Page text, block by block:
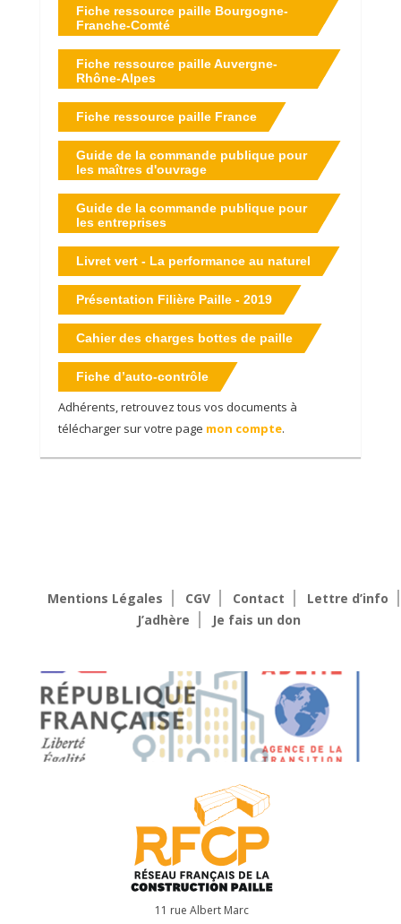
Fiche ressource paille Bourgogne-
Franche-Comté
Fiche ressource paille Auvergne-
Rhône-Alpes
Fiche ressource paille France
Guide de la commande publique pour
les maîtres d'ouvrage
Guide de la commande publique pour
les entreprises
Livret vert - La performance au naturel
Présentation Filière Paille - 2019
Cahier des charges bottes de paille
Fiche d’auto-contrôle
Adhérents, retrouvez tous vos documents à
télécharger sur votre page mon compte.
Mentions Légales CGV Contact
Lettre d’info
J’adhère
Je fais un don
11 rue Albert Marc